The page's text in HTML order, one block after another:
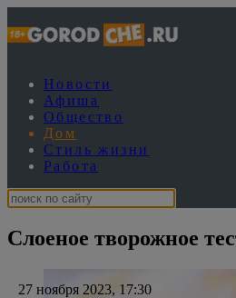
Новости
Афиша
Общество
Дом
Стиль жизни
Работа
Слоеное творожное
27 ноября 2023, 17:30